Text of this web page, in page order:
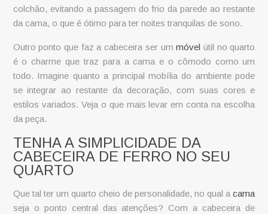
colchão, evitando a passagem do frio da parede ao restante
da cama, o que é ótimo para ter noites tranquilas de sono.
Outro ponto que faz a cabeceira ser ummóvel útil no quarto
é o charme que traz para a cama e o cômodo como um
todo. Imagine quanto a principal mobília do ambiente pode
se integrar ao restante da decoração, com suas cores e
estilos variados. Veja o que mais levar em conta na escolha
da peça.
TENHA A SIMPLICIDADE DA
CABECEIRA DE FERRO NO SEU
QUARTO
Que tal ter um quarto cheio de personalidade, no qual acama
seja o ponto central das atenções? Com a cabeceira de